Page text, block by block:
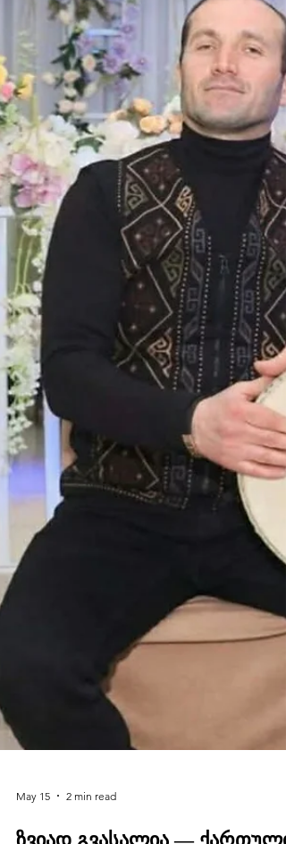
დაჯილდოების ცერემონია „პერსონა 2026“
რეგიონში ქართული ფოლკლორის ღირსეულ
წარმოჩენასა და წარმატებულ
წლის ტიტულზე წარადგენს დაბა წაღვერის
საქალაქო კულტურის სახლთან არსებული
ბავშვთა ფოლკლორული ანსამბლ „ნერგების“
ხელმძღვანელს, თინათინ მუხურაძეს. ამავე
პროექტის ფარგლებში „ეთნოპერსონა 2026“-
ტიტულზე წარდგენილია ბავშვთა
ფოლკლორული ანსამბლი „ნერგები“. თინა